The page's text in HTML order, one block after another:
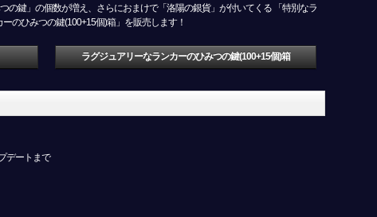
の鍵」の個数が増え、さらにおまけで「洛陽の銀貨」が付いてくる 「特別なラ
のひみつの鍵(100+15個)箱」を販売します！
ラグジュアリーなランカーのひみつの鍵(100+15個)箱
デートまで